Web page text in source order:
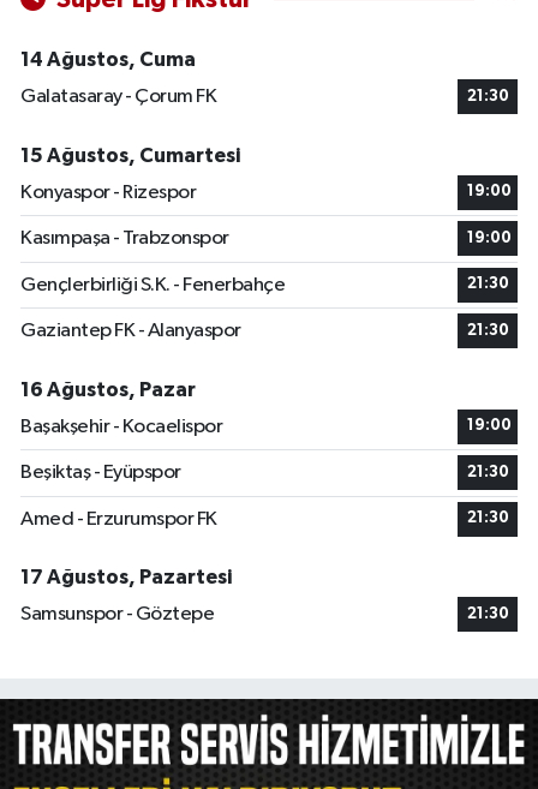
14 Ağustos, Cuma
Galatasaray - Çorum FK
21:30
15 Ağustos, Cumartesi
Konyaspor - Rizespor
19:00
Kasımpaşa - Trabzonspor 19:00
Gençlerbirliği S.K. - Fenerbahçe 21:30
Gaziantep FK - Alanyaspor 21:30
16 Ağustos, Pazar
Başakşehir - Kocaelispor
19:00
Beşiktaş - Eyüpspor 21:30
Amed - Erzurumspor FK 21:30
17 Ağustos, Pazartesi
Samsunspor - Göztepe
21:30